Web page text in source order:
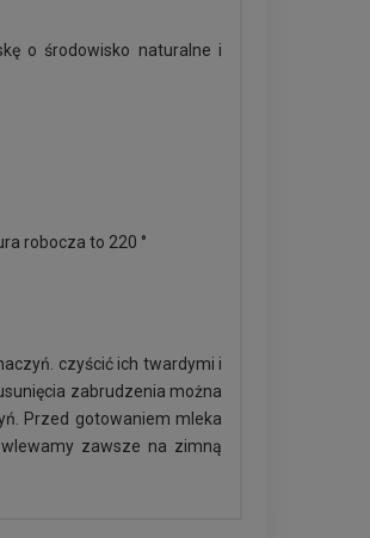
o środowisko naturalne i
robocza to 220 °
czyścić ich twardymi i
zabrudzenia można
Przed gotowaniem mleka
zawsze na zimną